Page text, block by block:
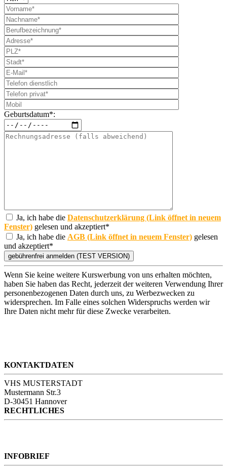
Geburtsdatum*:
Ja, ich habe die Datenschutzerklärung (Link öffnet in neuem
Fenster) gelesen und akzeptiert*
Ja, ich habe die AGB (Link öffnet in neuem Fenster) gelesen
und akzeptiert*
Wenn Sie keine weitere Kurswerbung von uns erhalten möchten,
haben Sie haben das Recht, jederzeit der weiteren Verwendung Ihrer
personenbezogenen Daten durch uns, zu Werbezwecken zu
widersprechen. Im Falle eines solchen Widerspruchs werden wir
Ihre Daten nicht mehr für diese Zwecke verarbeiten.
KONTAKTDATEN
VHS MUSTERSTADT
Mustermann Str.3
D-30451 Hannover
RECHTLICHES
INFOBRIEF